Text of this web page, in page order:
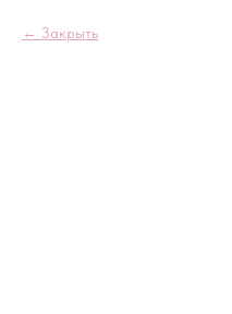
Закрыть